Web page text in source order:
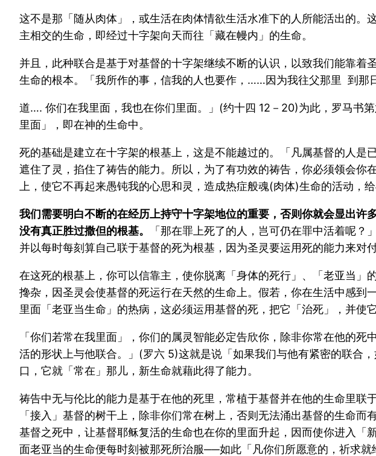
这不是那「随从肉体」，或生活在肉体情欲生活水准下的人所能活出的
主相交的生命，即经过十字架向天而往「藏在幔内」的生命。
并且，此种联合是基于对基督的十字架继续不断的认识，以致我们能靠
生命的根本。「我所作的事，信我的人也要作，……因为我往父那里 到那
道…. 你们在我里面，我也在你们里面。」(约十四 12－20)为此，罗马书
里面」，即在神的生命中。
死的基础是建立在十字架的根基上，这是不能越过的。「凡属基督的人是
遮住了灵，掐住了祷告的能力。所以，为了有功效的祷告，你必须领会
上，使它不再起来愚钝我的心思和灵，造成热症般魂(肉体)生命的活动，
我们需要明白不断的在经历上持守十字架地位的重要，否则你就会显出许
没有真正胜过撒但的根基。
「那在罪上死了的人，岂可仍在罪中活着呢
并以每时每刻算自己联于基督的死为根基，因为圣灵要运用死的能力来对
在这死的根基上，你可以信靠主，使你脱离「身体的死行」、「老亚当
搀杂，因圣灵会使基督的死运行在天然的生命上。假若，你在生活中感
里面「老亚当生命」的热病，这必须运用基督的死，把它「治死」，并使
「你们若常在我里面」，你们的属灵智能必定告欣你，除非你常在他的
活的形状上与他联合。」(罗六 5)这就是说「如果我们与他有紧密的联合
口，它就「常在」那儿，新生命就藉此得了能力。
祷告中无与伦比的能力是基于在他的死里，常植于基督并在他的生命里
「接入」基督的树干上，除非你们常在树上，否则无法涌出基督的生命
基督之死中，让基督耶稣复活的生命也在你的里面升起，因而使你进入
面老亚当的生命便每时刻被那死所治服──如此「凡你们所愿意的，祈求就